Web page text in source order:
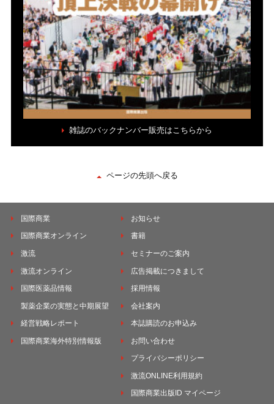
雑誌のバックナンバー販売はこちらから
ページの先頭へ戻る
国際商業
国際商業オンライン
激流
激流オンライン
国際医薬品情報
製薬企業の実態と中期展望
経営戦略レポート
国際商業海外特別情報版
お知らせ
書籍
セミナーのご案内
広告掲載につきまして
採用情報
会社案内
本誌購読のお申込み
お問い合わせ
プライバシーポリシー
激流ONLINE利用規約
国際商業出版ID マイページ